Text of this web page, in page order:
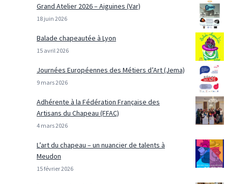
Grand Atelier 2026 – Aiguines (Var)
18 juin 2026
Balade chapeautée à Lyon
15 avril 2026
Journées Européennes des Métiers d’Art (Jema)
9 mars 2026
Adhérente à la Fédération Française des
Artisans du Chapeau (FFAC)
4 mars 2026
L’art du chapeau – un nuancier de talents à
Meudon
15 février 2026